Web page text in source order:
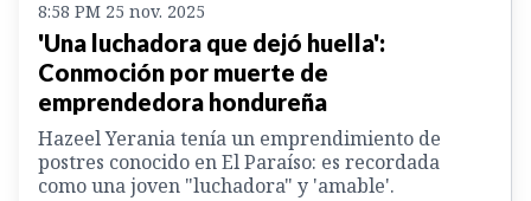
8:58 PM 25 nov. 2025
'Una luchadora que dejó huella':
Conmoción por muerte de
emprendedora hondureña
Hazeel Yerania tenía un emprendimiento de
postres conocido en El Paraíso: es recordada
como una joven "luchadora" y 'amable'.